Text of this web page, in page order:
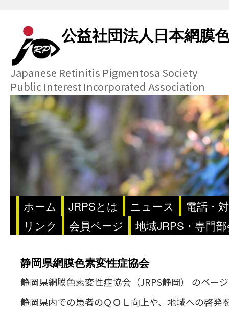
公益社団法人日本網膜
Japanese Retinitis Pigmentosa Society
Public Interest Incorporated Association
ホーム JRPSとは ニュース
電話・
リンク
会員ページ 地域JRPS・専門
静岡県網膜色素変性症協会
静岡県網膜色素変性症協会（JRPS静岡） のペー
静岡県内での患者のＱＯＬ向上や、地域への啓発